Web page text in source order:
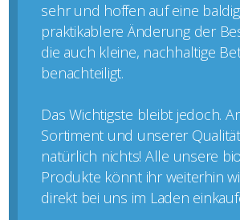
sehr und hoffen auf eine
praktikablere Änderung der
die auch kleine, nachhaltige
benachteiligt.
Das Wichtigste bleibt jedoch.
Sortiment und unserer
natürlich nichts! Alle unsere
Produkte könnt ihr weiterhin
direkt bei uns im Laden